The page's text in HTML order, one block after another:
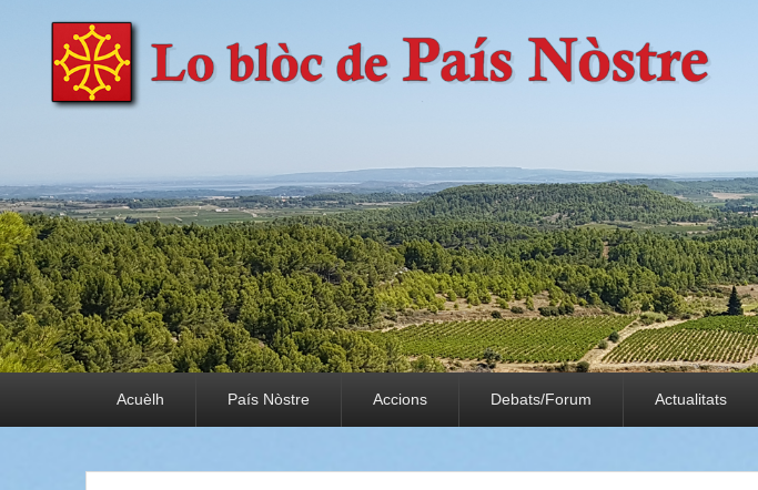
País Nòstre
Paratge e Convivència
Acuèlh País Nòstre Accions Debats/Forum Actualitats